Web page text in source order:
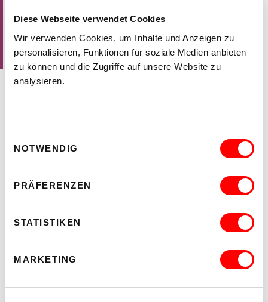
Diese Webseite verwendet Cookies
Wir verwenden Cookies, um Inhalte und Anzeigen zu
personalisieren, Funktionen für soziale Medien anbieten
zu können und die Zugriffe auf unsere Website zu
analysieren.
NOTWENDIG
PRÄFERENZEN
STATISTIKEN
MARKETING
Wien, im Mai 1991
DORÉ